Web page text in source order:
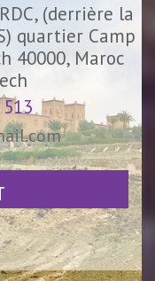
(derrière la
quartier Camp
40000, Maroc